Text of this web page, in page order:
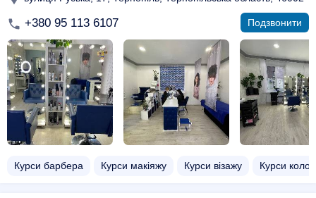
+380 95 113 6107 Подзвонити
Курси барбера Курси макіяжу Курси візажу Курси